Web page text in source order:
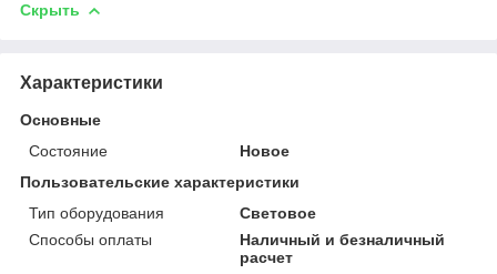
Скрыть
Характеристики
Основные
Состояние
Новое
Пользовательские характеристики
Тип оборудования
Световое
Способы оплаты
Наличный и безналичный
расчет